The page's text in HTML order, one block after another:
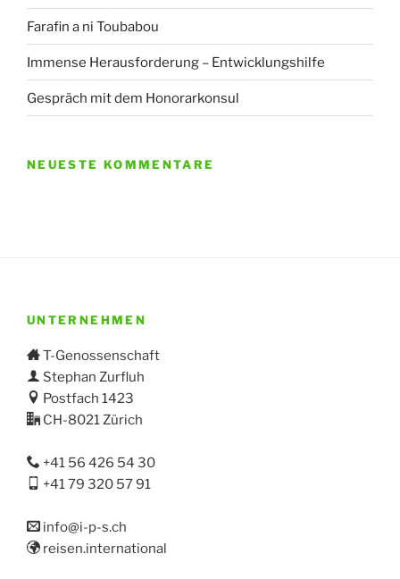
Farafin a ni Toubabou
Immense Herausforderung – Entwicklungshilfe
Gespräch mit dem Honorarkonsul
NEUESTE KOMMENTARE
UNTERNEHMEN
T-Genossenschaft
Stephan Zurfluh
Postfach 1423
CH-8021 Zürich
+41 56 426 54 30
+41 79 320 57 91
info@i-p-s.ch
reisen.international